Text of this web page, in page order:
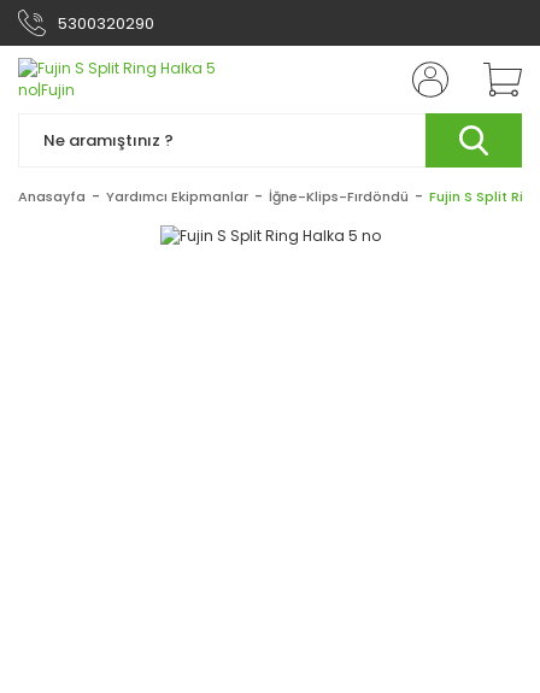
5300320290
Anasayfa Yardımcı Ekipmanlar İğne-Klips-Fırdöndü Fujin S Split